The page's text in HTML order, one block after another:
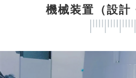
機械装置（設計